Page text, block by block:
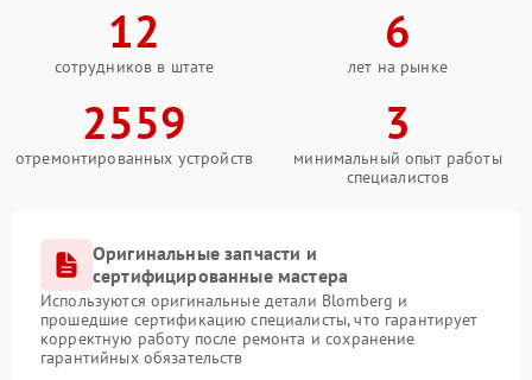
12
сотрудников в штате
6
лет на рынке
2559
отремонтированных устройств
3
минимальный опыт работы
специалистов
Оригинальные запчасти и
сертифицированные мастера
Используются оригинальные детали Blomberg и
прошедшие сертификацию специалисты, что гарантирует
корректную работу после ремонта и сохранение
гарантийных обязательств